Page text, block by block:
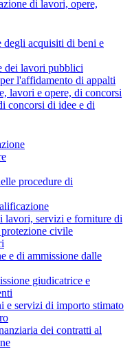
di lavori, opere,
degli acquisiti di beni e
dei lavori pubblici
l'affidamento di appalti
lavori e opere, di concorsi
concorsi di idee e di
procedure di
lavori, servizi e forniture di
civile
e di ammissione dalle
giudicatrice e
e servizi di importo stimato
dei contratti al